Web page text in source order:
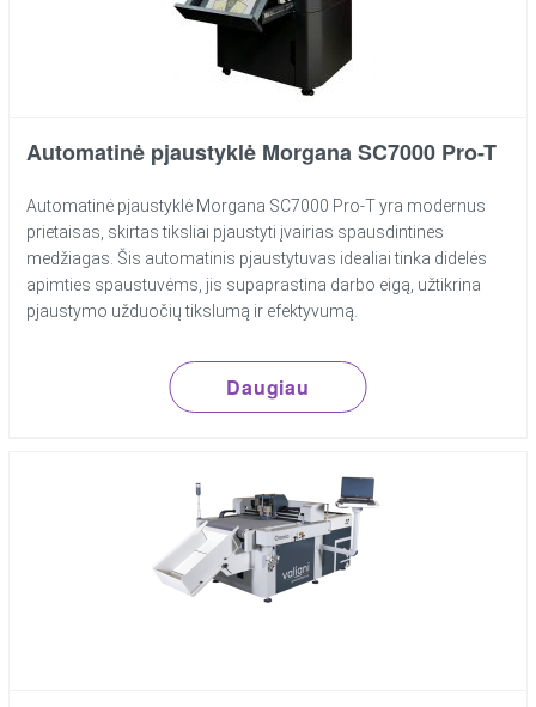
Automatinė pjaustyklė Morgana SC7000 Pro-T
Automatinė pjaustyklė Morgana SC7000 Pro-T yra modernus
prietaisas, skirtas tiksliai pjaustyti įvairias spausdintines
medžiagas. Šis automatinis pjaustytuvas idealiai tinka didelės
apimties spaustuvėms, jis supaprastina darbo eigą, užtikrina
pjaustymo užduočių tikslumą ir efektyvumą.
Daugiau